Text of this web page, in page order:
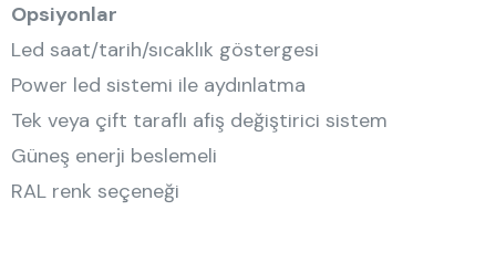
Opsiyonlar
Led saat/tarih/sıcaklık göstergesi
Power led sistemi ile aydınlatma
Tek veya çift taraflı afiş değiştirici sistem
Güneş enerji beslemeli
RAL renk seçeneği